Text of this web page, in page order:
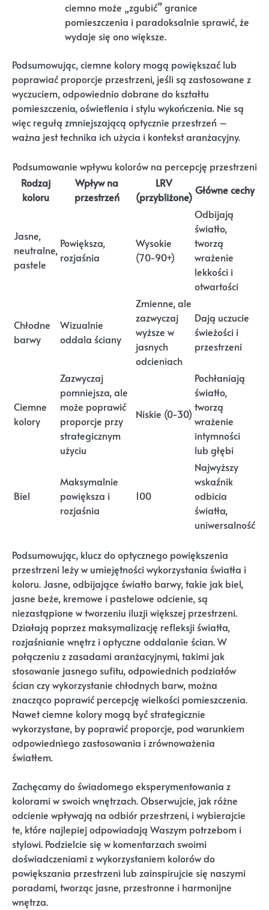
ciemno może „zgubić” granice
pomieszczenia i paradoksalnie sprawić, że
wydaje się ono większe.
Podsumowując, ciemne kolory mogą powiększać lub
poprawiać proporcje przestrzeni, jeśli są zastosowane z
wyczuciem, odpowiednio dobrane do kształtu
pomieszczenia, oświetlenia i stylu wykończenia. Nie są
więc regułą zmniejszającą optycznie przestrzeń –
ważna jest technika ich użycia i kontekst aranżacyjny.
Podsumowanie wpływu kolorów na percepcję przestrzeni
Rodzaj
koloru
Wpływ na
przestrzeń
LRV
(przybliżone)
Główne cechy
Jasne,
neutralne,
pastele
Powiększa,
rozjaśnia
Wysokie
(70-90+)
Odbijają
światło,
tworzą
wrażenie
lekkości i
otwartości
Chłodne
barwy
Wizualnie
oddala ściany
Zmienne, ale
zazwyczaj
wyższe w
jasnych
odcieniach
Dają uczucie
świeżości i
przestrzeni
Ciemne
kolory
Zazwyczaj
pomniejsza, ale
może poprawić
proporcje przy
strategicznym
użyciu
Niskie (0-30)
Pochłaniają
światło,
tworzą
wrażenie
intymności
lub głębi
Biel
Maksymalnie
powiększa i
rozjaśnia
100
Najwyższy
wskaźnik
odbicia
światła,
uniwersalność
Podsumowując, klucz do optycznego powiększenia
przestrzeni leży w umiejętności wykorzystania światła i
koloru. Jasne, odbijające światło barwy, takie jak biel,
jasne beże, kremowe i pastelowe odcienie, są
niezastąpione w tworzeniu iluzji większej przestrzeni.
Działają poprzez maksymalizację refleksji światła,
rozjaśnianie wnętrz i optyczne oddalanie ścian. W
połączeniu z zasadami aranżacyjnymi, takimi jak
stosowanie jasnego sufitu, odpowiednich podziałów
ścian czy wykorzystanie chłodnych barw, można
znacząco poprawić percepcję wielkości pomieszczenia.
Nawet ciemne kolory mogą być strategicznie
wykorzystane, by poprawić proporcje, pod warunkiem
odpowiedniego zastosowania i zrównoważenia
światłem.
Zachęcamy do świadomego eksperymentowania z
kolorami w swoich wnętrzach. Obserwujcie, jak różne
odcienie wpływają na odbiór przestrzeni, i wybierajcie
te, które najlepiej odpowiadają Waszym potrzebom i
stylowi. Podzielcie się w komentarzach swoimi
doświadczeniami z wykorzystaniem kolorów do
powiększania przestrzeni lub zainspirujcie się naszymi
poradami, tworząc jasne, przestronne i harmonijne
wnętrza.